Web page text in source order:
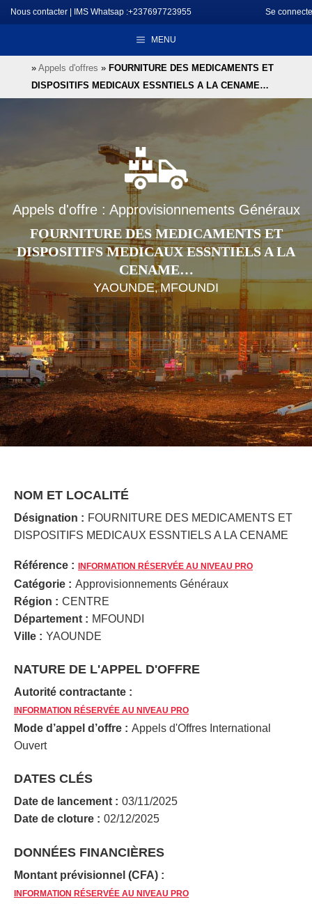
Aller
au
Nous contacter IMS Whatsap :+237697723955 Se
MENU
» Appels d'offres » FOURNITURE DES MEDICAMENTS ET
DISPOSITIFS MEDICAUX ESSNTIELS A LA CENAME…
Appels d'offre : Approvisionnements Généraux
FOURNITURE DES MEDICAMENTS ET
DISPOSITIFS MEDICAUX ESSNTIELS A LA
CENAME…
YAOUNDE,MFOUNDI
NOM ET LOCALITÉ
Désignation : FOURNITURE DES MEDICAMENTS ET
DISPOSITIFS MEDICAUX ESSNTIELS A LA CENAME
Référence : INFORMATION RÉSERVÉE AU NIVEAU PRO
Catégorie : Approvisionnements Généraux
Région : CENTRE
Département : MFOUNDI
Ville : YAOUNDE
NATURE DE L'APPEL D'OFFRE
Autorité contractante :
INFORMATION RÉSERVÉE AU NIVEAU PRO
Mode d’appel d’offre : Appels d'Offres International
Ouvert
DATES CLÉS
Date de lancement : 03/11/2025
Date de cloture : 02/12/2025
DONNÉES FINANCIÈRES
Montant prévisionnel (CFA) :
INFORMATION RÉSERVÉE AU NIVEAU PRO